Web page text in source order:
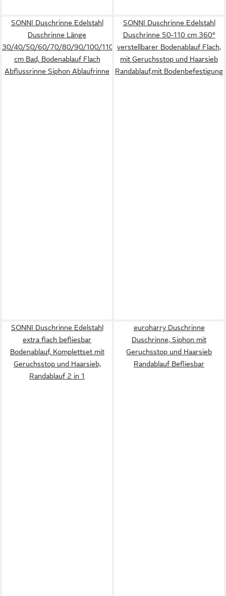
SONNI Duschrinne Edelstahl
Duschrinne Länge
30/40/50/60/70/80/90/100/110/140/150
cm Bad, Bodenablauf Flach
Abflussrinne Siphon Ablaufrinne
SONNI Duschrinne Edelstahl
Duschrinne 50-110 cm 360°
verstellbarer Bodenablauf Flach,
mit Geruchsstop und Haarsieb
Randablauf,mit Bodenbefestigung
SONNI Duschrinne Edelstahl
extra flach befliesbar
Bodenablauf, Komplettset mit
Geruchsstop und Haarsieb,
Randablauf 2 in 1
euroharry Duschrinne
Duschrinne, Siphon mit
Geruchsstop und Haarsieb
Randablauf Befliesbar